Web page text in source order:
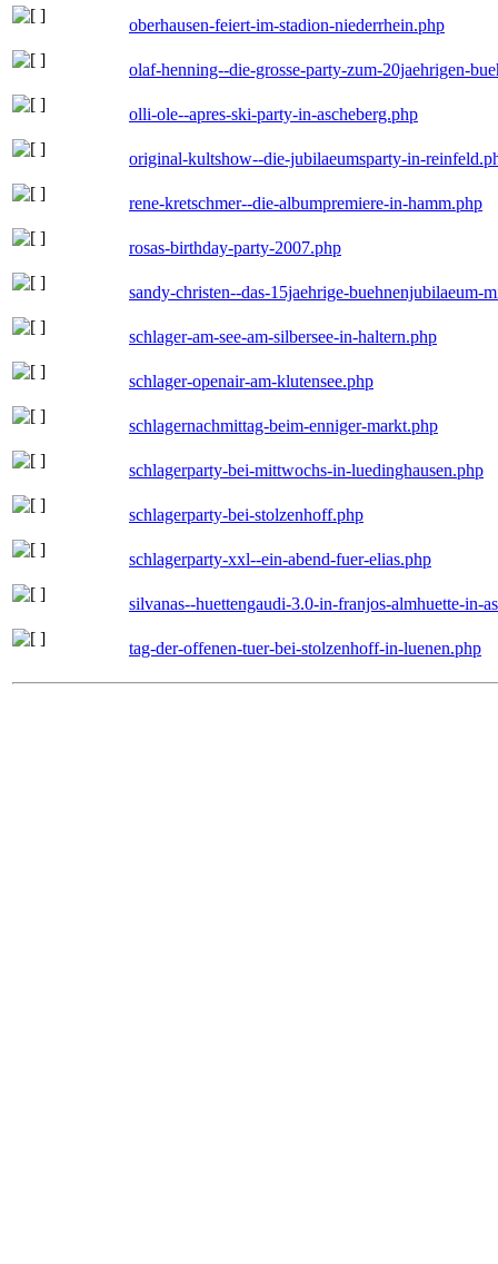
oberhausen-feiert-im-stadion-niederrhein.php
olaf-henning--die-grosse-party-zum-20jaehrigen-
olli-ole--apres-ski-party-in-ascheberg.php
original-kultshow--die-jubilaeumsparty-in-
rene-kretschmer--die-albumpremiere-in-hamm.php
rosas-birthday-party-2007.php
sandy-christen--das-15jaehrige-buehnenjubilaeum-
schlager-am-see-am-silbersee-in-haltern.php
schlager-openair-am-klutensee.php
schlagernachmittag-beim-enniger-markt.php
schlagerparty-bei-mittwochs-in-luedinghausen.php
schlagerparty-bei-stolzenhoff.php
schlagerparty-xxl--ein-abend-fuer-elias.php
silvanas--huettengaudi-3.0-in-franjos-almhuette-in-
tag-der-offenen-tuer-bei-stolzenhoff-in-luenen.php